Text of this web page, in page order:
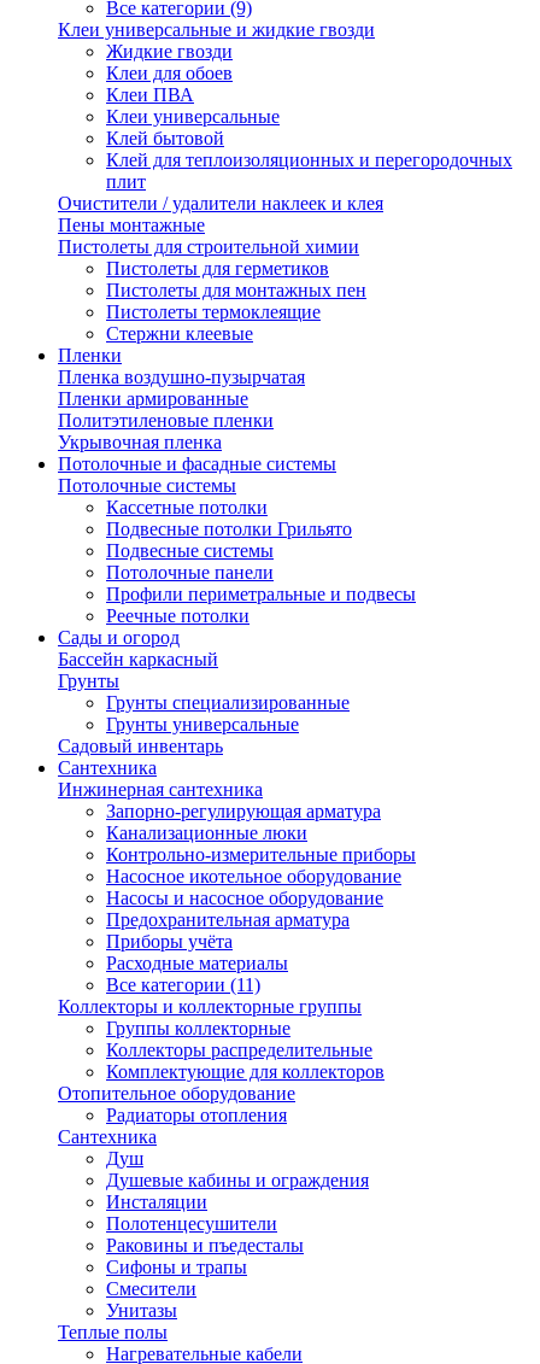
Все категории (9)
Клеи универсальные и жидкие гвозди
Жидкие гвозди
Клеи для обоев
Клеи ПВА
Клеи универсальные
Клей бытовой
Клей для теплоизоляционных и перегородочных
плит
Очистители / удалители наклеек и клея
Пены монтажные
Пистолеты для строительной химии
Пистолеты для герметиков
Пистолеты для монтажных пен
Пистолеты термоклеящие
Стержни клеевые
Пленки
Пленка воздушно-пузырчатая
Пленки армированные
Политэтиленовые пленки
Укрывочная пленка
Потолочные и фасадные системы
Потолочные системы
Кассетные потолки
Подвесные потолки Грильято
Подвесные системы
Потолочные панели
Профили периметральные и подвесы
Реечные потолки
Сады и огород
Бассейн каркасный
Грунты
Грунты специализированные
Грунты универсальные
Садовый инвентарь
Сантехника
Инжинерная сантехника
Запорно-регулирующая арматура
Канализационные люки
Контрольно-измерительные приборы
Насосное икотельное оборудование
Насосы и насосное оборудование
Предохранительная арматура
Приборы учёта
Расходные материалы
Все категории (11)
Коллекторы и коллекторные группы
Группы коллекторные
Коллекторы распределительные
Комплектующие для коллекторов
Отопительное оборудование
Радиаторы отопления
Сантехника
Душ
Душевые кабины и ограждения
Инсталяции
Полотенцесушители
Раковины и пъедесталы
Сифоны и трапы
Смесители
Унитазы
Теплые полы
Нагревательные кабели